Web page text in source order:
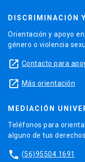
DISCRIMINACIÓN
Orientación y apoyo
género o violencia
launch Contacto para
launch Más orientación
MEDIACIÓN
Teléfonos para
alguno de tus
phone (56)95504 1691